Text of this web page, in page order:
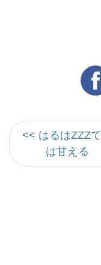
<< はるはZZZ
は甘える